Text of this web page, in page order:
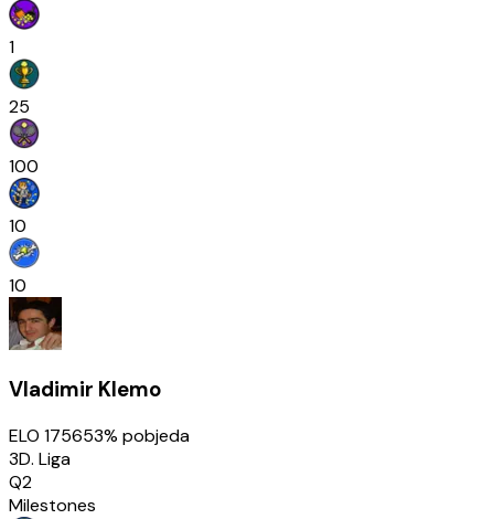
1
25
100
10
10
Vladimir Klemo
ELO 175653% pobjeda
3D. Liga
Q2
Milestones